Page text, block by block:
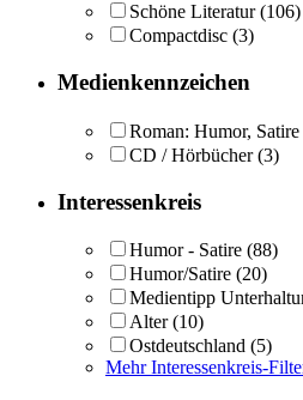
Schöne Literatur (106)
Compactdisc (3)
Medienkennzeichen
Roman: Humor, Satire
CD / Hörbücher (3)
Interessenkreis
Humor - Satire (88)
Humor/Satire (20)
Medientipp
Alter (10)
Ostdeutschland (5)
Mehr Interessenkreis-